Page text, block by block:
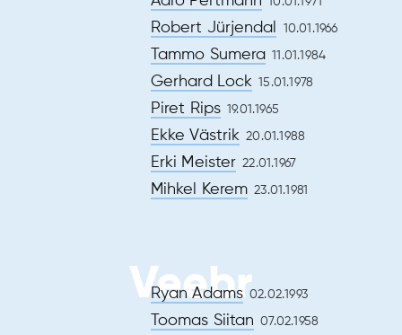
Robert Jürjendal 10.01.1966
Tammo Sumera 11.01.1984
Gerhard Lock 15.01.1978
Piret Rips 19.01.1965
Ekke Västrik 20.01.1988
Erki Meister 22.01.1967
Mihkel Kerem 23.01.1981
Veebr
Ryan Adams 02.02.1993
Toomas Siitan 07.02.1958